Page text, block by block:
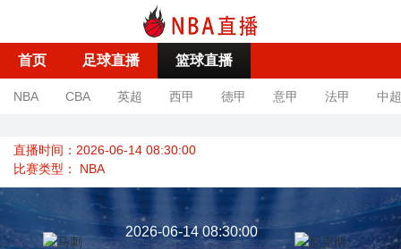
首页 足球直播 篮球直播
NBA CBA 英超 西甲 德甲 意甲 法甲 中超
直播时间：2026-06-14 08:30:00
比赛类型： NBA
2026-06-14 08:30:00